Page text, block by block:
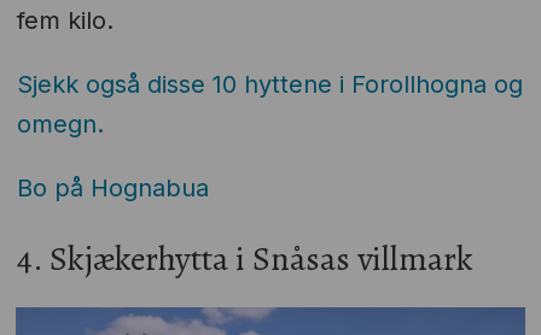
fem kilo.
Sjekk også disse 10 hyttene i Forollhogna og
omegn.
Bo på Hognabua
4. Skjækerhytta i Snåsas villmark